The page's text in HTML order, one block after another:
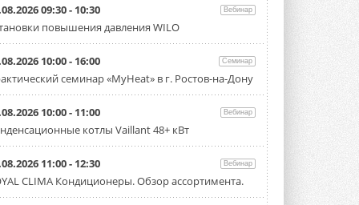
«СиСофт Девелопмент» подвел
итоги конкурса студенческих
проектов «ТИМ-лидеры 2026»
Новый сезон конкурса «ТИМ-лидеры»
стартует уже в сентябре 2026 года ...
3 АВГУСТА 2026
«Русклимат» укрепляет
партнёрство за Уралом
Президент Омского землячества в
Москве Михаил Тимошенко посетил
Омск с трёхдневным рабочим визитом ...
31 ИЮЛЯ 2026
09:30 - 10:30 Вебинар
повышения давления WILO
10:00 - 16:00 Семинар
семинар «MyHeat» в г. Ростов-на-Дону
10:00 - 11:00 Вебинар
котлы Vaillant 48+ кВт
11:00 - 12:30 Вебинар
CLIMA Кондиционеры. Обзор ассортимента.